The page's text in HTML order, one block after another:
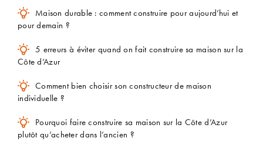
Maison durable : comment construire pour aujourd’hui et
pour demain ?
5 erreurs à éviter quand on fait construire sa maison sur la
Côte d’Azur
Comment bien choisir son constructeur de maison
individuelle ?
Pourquoi faire construire sa maison sur la Côte d’Azur
plutôt qu’acheter dans l’ancien ?